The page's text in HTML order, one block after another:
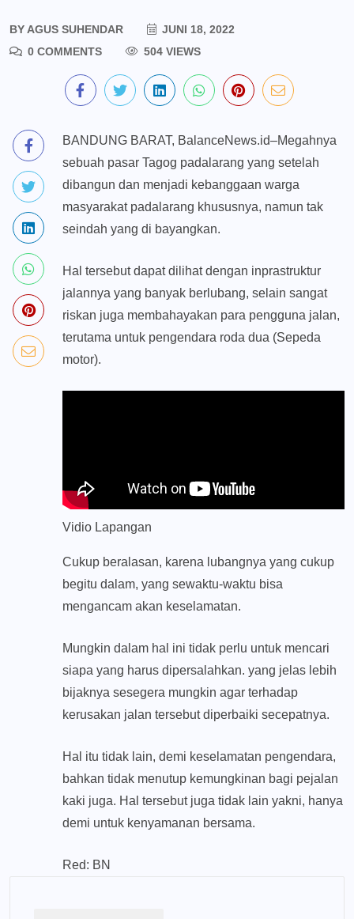
BYAGUS SUHENDAR
JUNI 18, 2022
0 COMMENTS
504 VIEWS
BANDUNG BARAT, BalanceNews.id–Megahnya
sebuah pasar Tagog padalarang yang setelah
dibangun dan menjadi kebanggaan warga
masyarakat padalarang khususnya, namun tak
seindah yang di bayangkan.
Hal tersebut dapat dilihat dengan inprastruktur
jalannya yang banyak berlubang, selain sangat
riskan juga membahayakan para pengguna jalan,
terutama untuk pengendara roda dua (Sepeda
motor).
Vidio Lapangan
Cukup beralasan, karena lubangnya yang cukup
begitu dalam, yang sewaktu-waktu bisa
mengancam akan keselamatan.
Mungkin dalam hal ini tidak perlu untuk mencari
siapa yang harus dipersalahkan. yang jelas lebih
bijaknya sesegera mungkin agar terhadap
kerusakan jalan tersebut diperbaiki secepatnya.
Hal itu tidak lain, demi keselamatan pengendara,
bahkan tidak menutup kemungkinan bagi pejalan
kaki juga. Hal tersebut juga tidak lain yakni, hanya
demi untuk kenyamanan bersama.
Red: BN